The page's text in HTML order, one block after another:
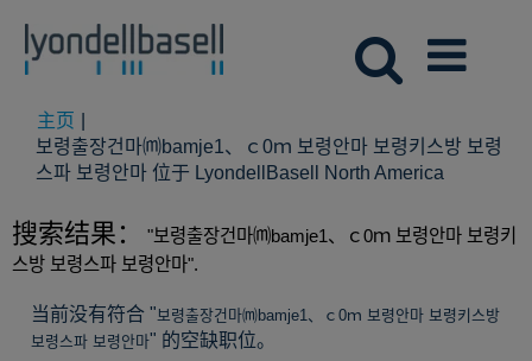
主页
보령출장건마⒨bamje1、ｃ0ｍ 보령안마 보령키스방 보령
스파 보령안마 位于 LyondellBasell North America
页
面）
搜索结果：
"보령출장건마⒨bamje1、ｃ0ｍ 보령안마 보령키
스방 보령스파 보령안마".
当前没有符合 "보령출장건마⒨bamje1、ｃ0ｍ 보령안마 보령키스방
보령스파 보령안마" 的空缺职位。